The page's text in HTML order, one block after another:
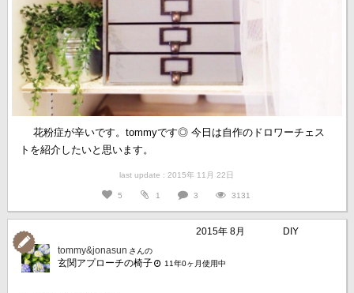
花粉症が辛いです。tommyです◎ 今日は自作のドロワーチェス
トを紹介したいと思います。
last update : 2015年 11月 22日
5 1 3 3131
2015年 8月
DIY
tommy&jonasun さんの
玄関アプローチの椅子 11年0ヶ月使用中